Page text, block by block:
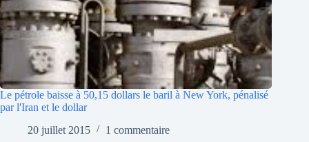
Le pétrole baisse à 50,15 dollars le baril à New York, pénalisé
par l'Iran et le dollar
20 juillet 2015
1 commentaire